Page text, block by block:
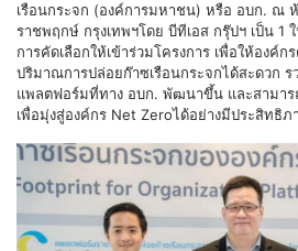
เรือนกระจก (องค์การมหาชน) หรือ อบก. ณ
ราชพฤกษ์ กรุงเทพฯโดย บีทีเอส กรุ๊ปฯ เป็น 1
การคัดเลือกให้เข้าร่วมโครงการ เพื่อให้องค์
ปริมาณการปล่อยก๊าซเรือนกระจกได้สะดวก ร
แพลตฟอร์มที่ทาง อบก. พัฒนาขึ้น และสามาร
เพื่อมุ่งสู่องค์กร Net Zeroได้อย่างมีประสิทธิภ